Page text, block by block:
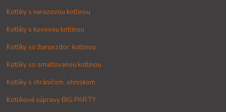
Kotlíky s nerezovou kotlinou
Kotlíky s kovovou kotlinou
Kotlíky so žiaruvzdor. kotlinou
Kotlíky so smaltovanou kotlinou
Kotlíky s chráničom, ohniskom
Kotlíkové súpravy BIG PARTY